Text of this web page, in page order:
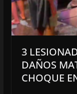
3
DAÑOS
CHOQUE